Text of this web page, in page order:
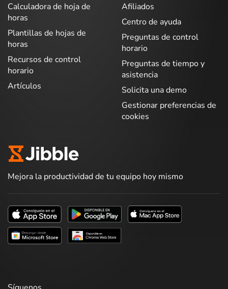
Calculadora de hoja de
horas
Plantillas de hojas de
horas
Recursos de control
horario
Artículos
Afiliados
Centro de ayuda
Preguntas de control
horario
Preguntas de tiempo y
asistencia
Solicita una demo
Gestionar preferencias de
cookies
Mejora la productividad de tu equipo hoy mismo